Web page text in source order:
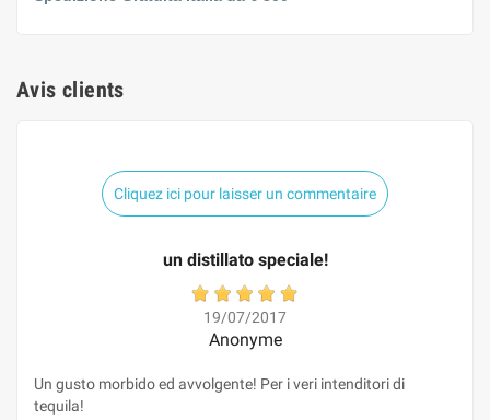
Avis clients
Cliquez ici pour laisser un commentaire
un distillato speciale!
19/07/2017
Anonyme
Un gusto morbido ed avvolgente! Per i veri intenditori di
tequila!